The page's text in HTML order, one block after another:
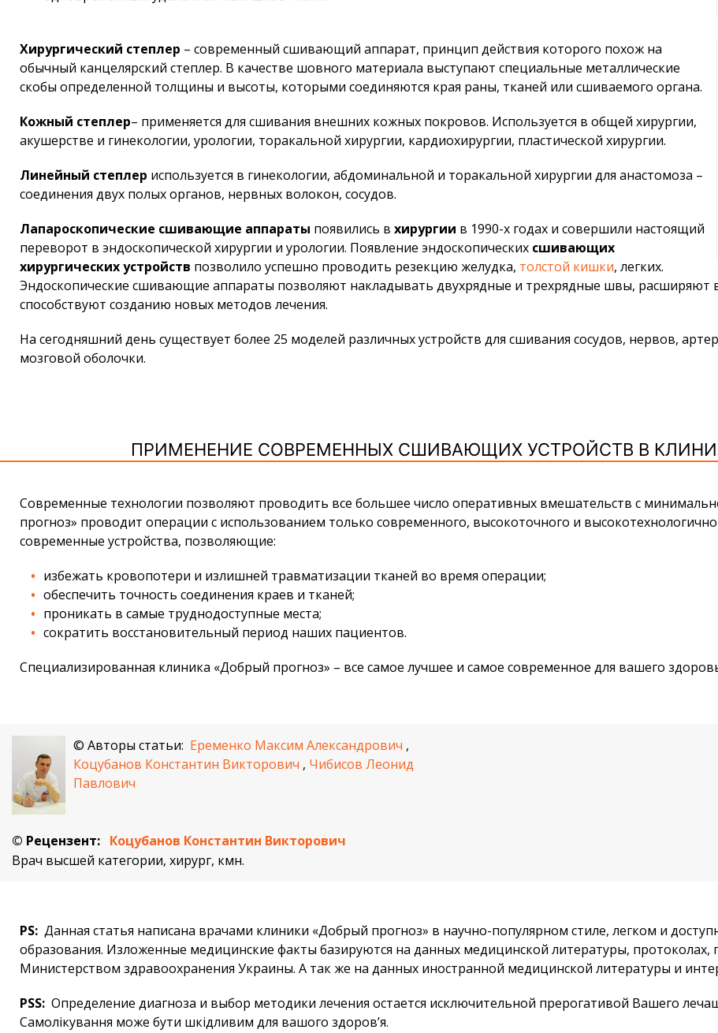
Хирургический степлер – современный сшивающий аппарат, принцип действия которого похож на
обычный канцелярский степлер. В качестве шовного материала выступают специальные металлические
скобы определенной толщины и высоты, которыми соединяются края раны, тканей или сшиваемого органа.
Кожный степлер– применяется для сшивания внешних кожных покровов. Используется в общей хирургии,
акушерстве и гинекологии, урологии, торакальной хирургии, кардиохирургии, пластической хирургии.
Линейный степлер используется в гинекологии, абдоминальной и торакальной хирургии для анастомоза –
соединения двух полых органов, нервных волокон, сосудов.
Лапароскопические сшивающие аппараты появились в хирургии в 1990-х годах и совершили настоящий
переворот в эндоскопической хирургии и урологии. Появление эндоскопических сшивающих
хирургических устройств позволило успешно проводить резекцию желудка, толстой кишки, легких.
Эндоскопические сшивающие аппараты позволяют накладывать двухрядные и трехрядные швы, расширяют
способствуют созданию новых методов лечения.
На сегодняшний день существует более 25 моделей различных устройств для сшивания сосудов, нервов,
мозговой оболочки.
ПРИМЕНЕНИЕ СОВРЕМЕННЫХ СШИВАЮЩИХ УСТРОЙСТВ В
Современные технологии позволяют проводить все большее число оперативных вмешательств с
прогноз» проводит операции с использованием только современного, высокоточного и
современные устройства, позволяющие:
избежать кровопотери и излишней травматизации тканей во время операции;
обеспечить точность соединения краев и тканей;
проникать в самые труднодоступные места;
сократить восстановительный период наших пациентов.
Специализированная клиника «Добрый прогноз» – все самое лучшее и самое современное для вашего
© Авторы статьи: Еременко Максим Александрович ,
Коцубанов Константин Викторович , Чибисов Леонид
Павлович
© Рецензент: Коцубанов Константин Викторович
Врач высшей категории, хирург, кмн.
PS: Данная статья написана врачами клиники «Добрый прогноз» в научно-популярном стиле, легком и
образования. Изложенные медицинские факты базируются на данных медицинской литературы, протоколах,
Министерством здравоохранения Украины. А так же на данных иностранной медицинской литературы и
PSS: Определение диагноза и выбор методики лечения остается исключительной прерогативой Вашего
Самолікування може бути шкідливим для вашого здоров’я.